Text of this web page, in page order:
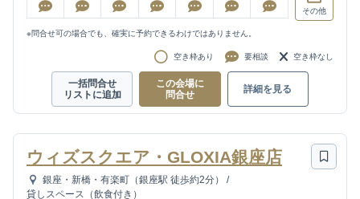
その他
※問合せ可の場合でも、確実に予約できるわけではありません。
空き枠あり 要相談 空き枠なし
一括問合せ
リストに追加
この会場に
問合せ
詳細を見る
ウィズスクエア・GLOXIA銀座店
銀座・新橋・有楽町（銀座駅 徒歩約2分）
/
貸しスペース（飲食付き）